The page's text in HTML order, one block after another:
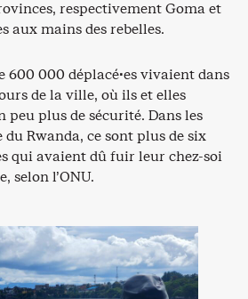
respectivement Goma et
aux mains des rebelles.
600 000 déplacé·es vivaient dans
de la ville, où ils et elles
plus de sécurité. Dans les
Rwanda, ce sont plus de six
qui avaient dû fuir leur chez-soi
selon l’ONU.